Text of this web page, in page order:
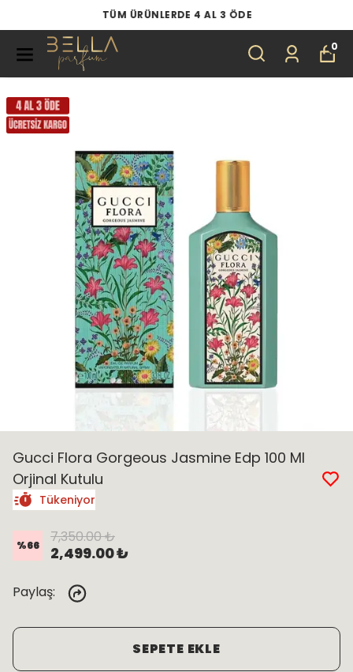
TÜM ÜRÜNLERDE 4 AL 3 ÖDE
0
Gucci Flora Gorgeous Jasmine Edp 100 Ml
Orjinal Kutulu
Tükeniyor
%66 7,350.00 ₺
2,499.00 ₺
Paylaş:
SEPETE EKLE